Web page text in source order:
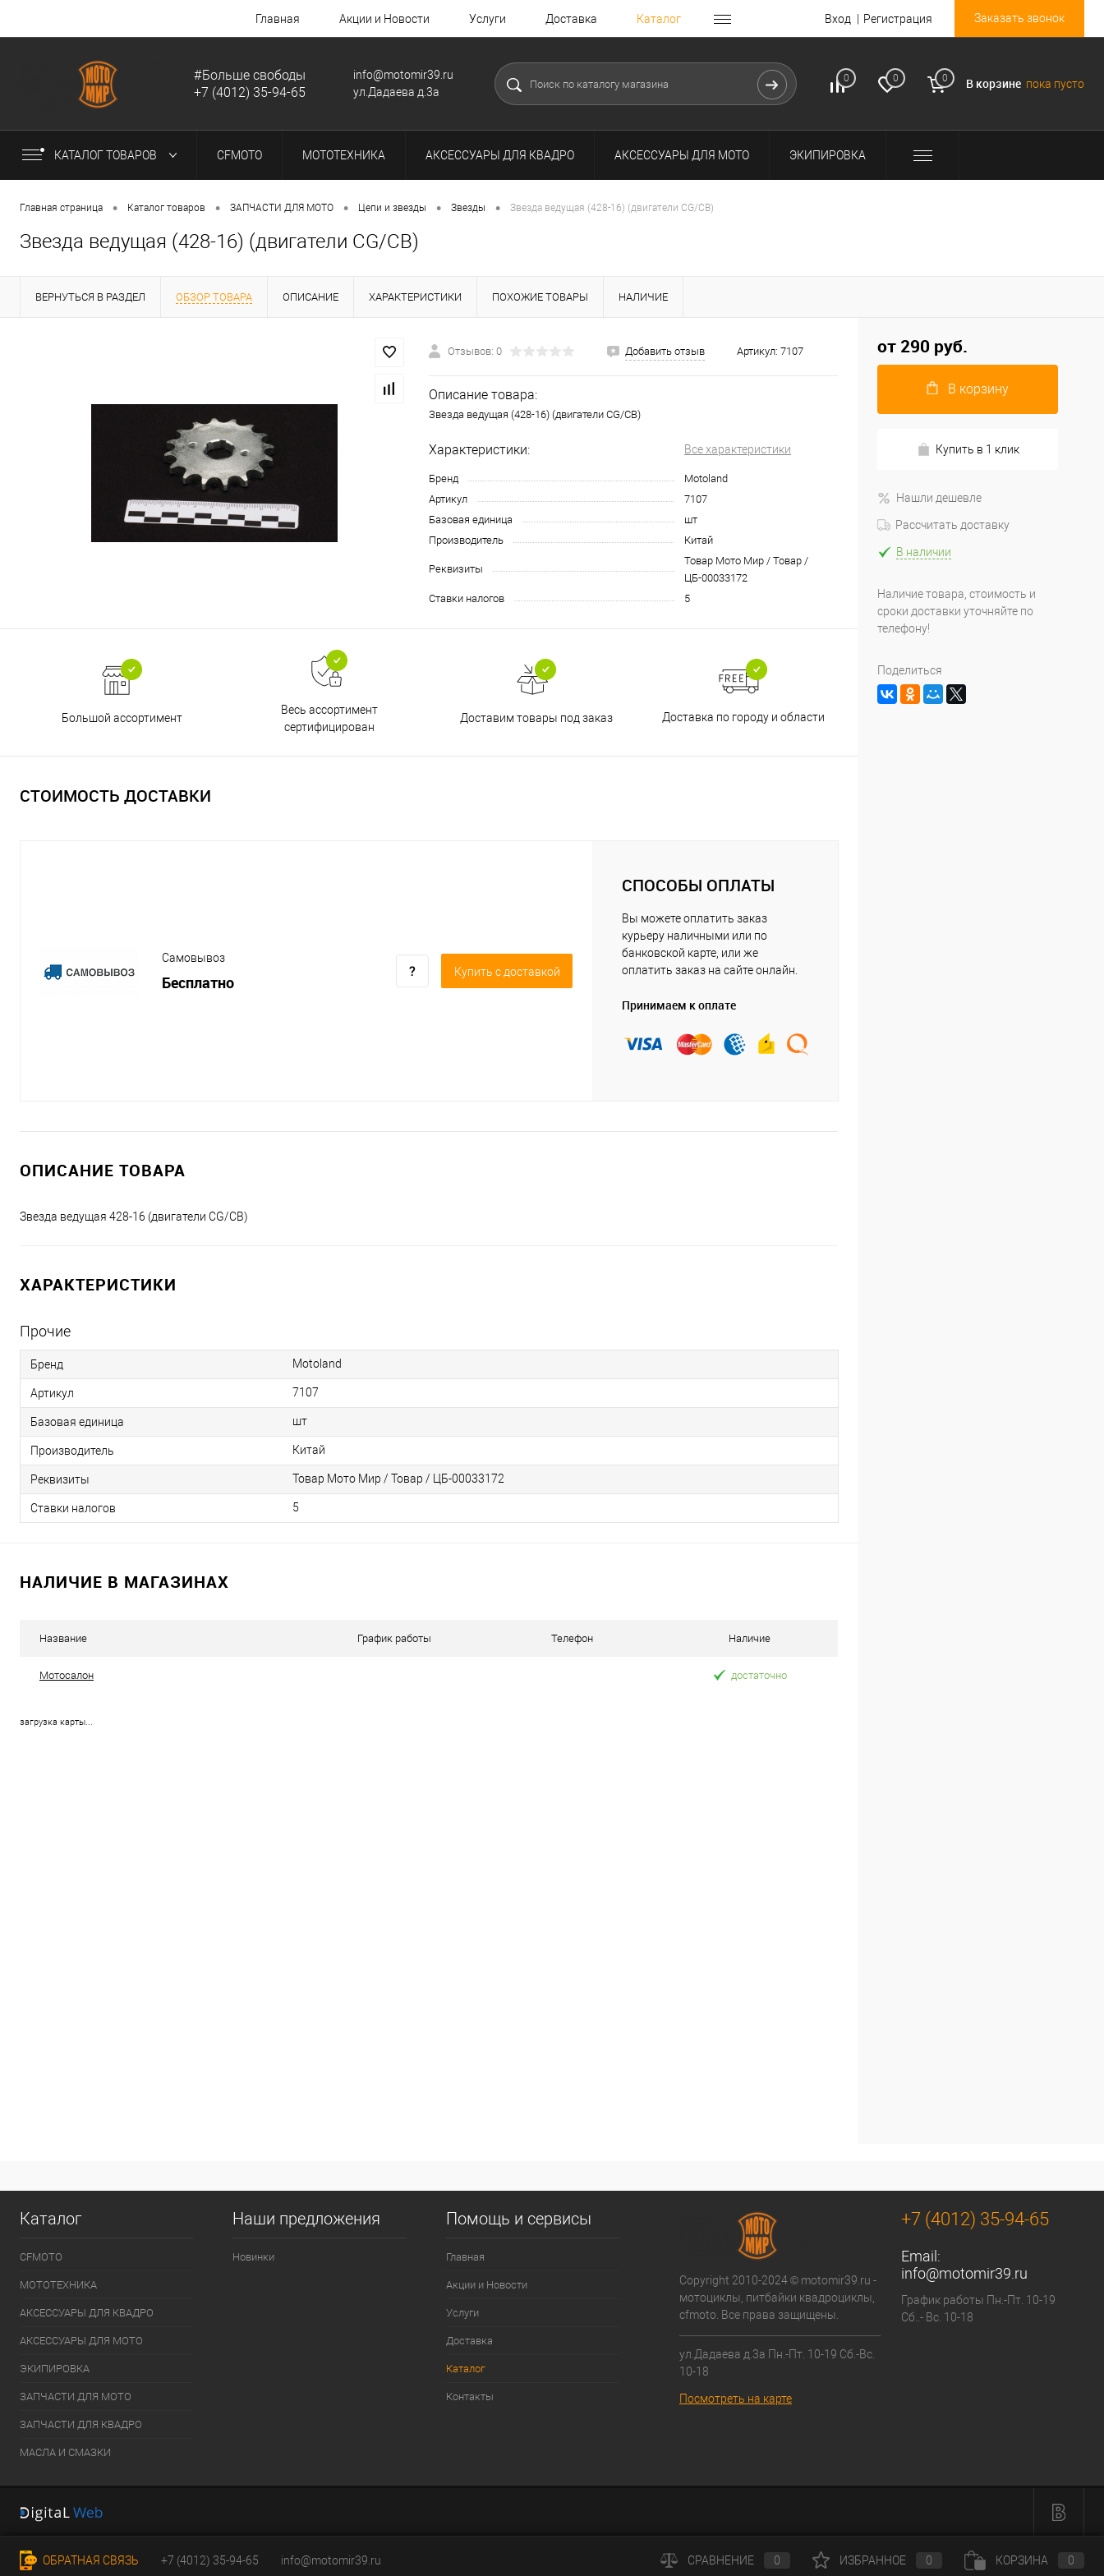
Главная Акции и Новости Услуги Доставка Каталог Вход Регистрация Заказать звонок
#Больше свободы
+7 (4012) 35-94-65
info@motomir39.ru
ул.Дадаева д.3а
0 0 0 В корзине пока пусто
КАТАЛОГ ТОВАРОВ CFMOTO МОТОТЕХНИКА АКСЕССУАРЫ ДЛЯ КВАДРО АКСЕССУАРЫ ДЛЯ МОТО ЭКИПИРОВКА
Главная страница • Каталог товаров • ЗАПЧАСТИ ДЛЯ МОТО • Цепи и звезды • Звезды • Звезда ведущая (428-16) (двигатели CG/CB)
Звезда ведущая (428-16) (двигатели CG/CB)
ВЕРНУТЬСЯ В РАЗДЕЛ ОБЗОР ТОВАРА ОПИСАНИЕ ХАРАКТЕРИСТИКИ ПОХОЖИЕ ТОВАРЫ НАЛИЧИЕ
Отзывов: 0 Добавить отзыв Артикул: 7107
Описание товара:
Звезда ведущая (428-16) (двигатели CG/CB)
Характеристики: Все характеристики
Бренд
Motoland
Артикул
7107
Базовая единица
шт
Производитель
Китай
Реквизиты
Товар Мото Мир / Товар /
ЦБ-00033172
Ставки налогов
5
Большой ассортимент
Весь ассортимент
сертифицирован
Доставим товары под заказ Доставка по городу и области
СТОИМОСТЬ ДОСТАВКИ
Самовывоз
Бесплатно
Купить c доставкой
СПОСОБЫ ОПЛАТЫ
Вы можете оплатить заказ
курьеру наличными или по
банковской карте, или же
оплатить заказ на сайте онлайн.
Принимаем к оплате
ОПИСАНИЕ ТОВАРА
Звезда ведущая 428-16 (двигатели CG/CB)
ХАРАКТЕРИСТИКИ
Прочие
Бренд Motoland
Артикул 7107
Базовая единица шт
Производитель Китай
Реквизиты Товар Мото Мир / Товар / ЦБ-00033172
Ставки налогов 5
НАЛИЧИЕ В МАГАЗИНАХ
Название График работы Телефон Наличие
Мотосалон достаточно
загрузка карты...
от 290 руб.
В корзину
Купить в 1 клик
Нашли дешевле
Рассчитать доставку
В наличии
Наличие товара, стоимость и
сроки доставки уточняйте по
телефону!
Поделиться
Каталог
CFMOTO
МОТОТЕХНИКА
АКСЕССУАРЫ ДЛЯ КВАДРО
АКСЕССУАРЫ ДЛЯ МОТО
ЭКИПИРОВКА
ЗАПЧАСТИ ДЛЯ МОТО
ЗАПЧАСТИ ДЛЯ КВАДРО
МАСЛА И СМАЗКИ
Наши предложения
Новинки
Помощь и сервисы
Главная
Акции и Новости
Услуги
Доставка
Каталог
Контакты
Copyright 2010-2024 © motomir39.ru -
мотоциклы, питбайки квадроциклы,
cfmoto. Все права защищены.
ул.Дадаева д.3а Пн.-Пт. 10-19 Сб.-Вс.
10-18
Посмотреть на карте
+7 (4012) 35-94-65
Email:
info@motomir39.ru
График работы Пн.-Пт. 10-19
Сб..- Вс. 10-18
ОБРАТНАЯ СВЯЗЬ +7 (4012) 35-94-65 info@motomir39.ru СРАВНЕНИЕ 0 ИЗБРАННОЕ 0 КОРЗИНА 0